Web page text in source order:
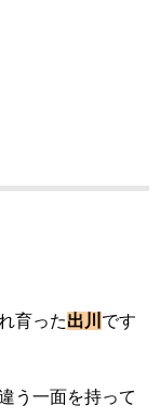
育った出川 です
う一面を持って